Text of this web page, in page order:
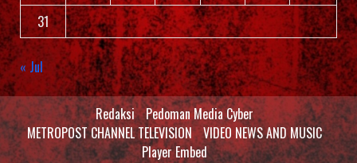
31
« Jul
Redaksi Pedoman Media Cyber
METROPOST CHANNEL TELEVISION VIDEO NEWS AND MUSIC
Player Embed